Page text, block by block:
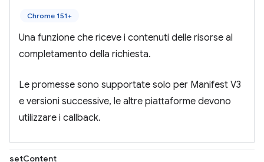
Chrome 151+
Una funzione che riceve i contenuti delle risorse al
completamento della richiesta.
Le promesse sono supportate solo per Manifest V3
e versioni successive, le altre piattaforme devono
utilizzare i callback.
setContent